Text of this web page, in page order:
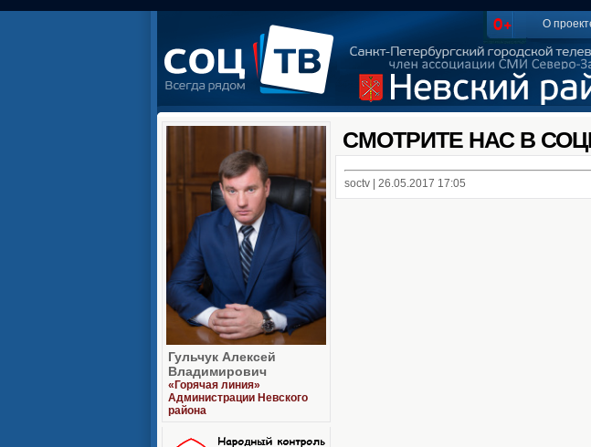
О
Гульчук Алексей
Владимирович
«Горячая линия»
Администрации Невского
района
СМОТРИТЕ НАС В
soctv | 26.05.2017 17:05